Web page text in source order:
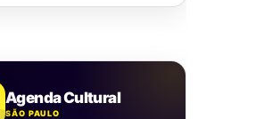
Agenda Cultural
SÃO PAULO